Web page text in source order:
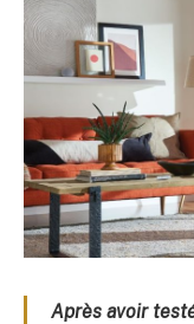
Après avoir